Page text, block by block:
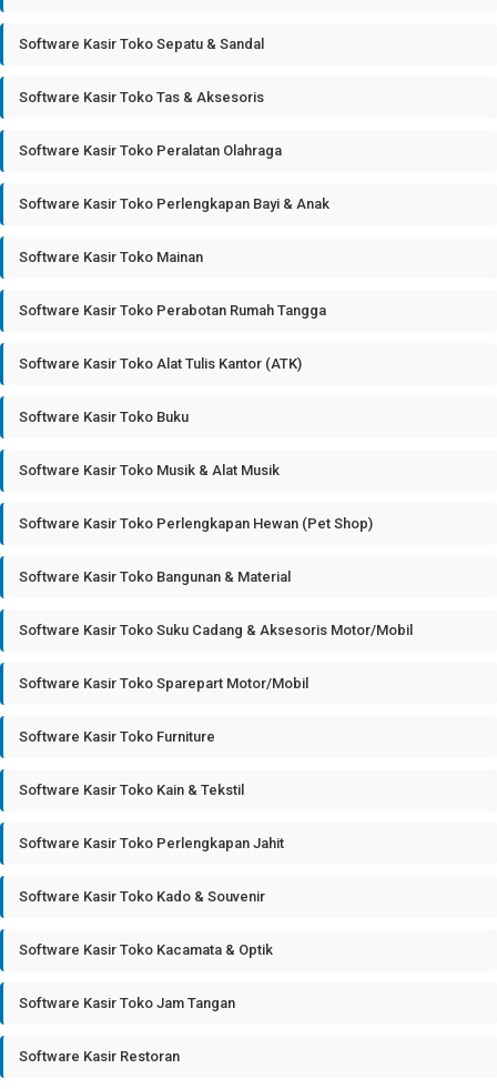
Software Kasir Toko Sepatu & Sandal
Software Kasir Toko Tas & Aksesoris
Software Kasir Toko Peralatan Olahraga
Software Kasir Toko Perlengkapan Bayi & Anak
Software Kasir Toko Mainan
Software Kasir Toko Perabotan Rumah Tangga
Software Kasir Toko Alat Tulis Kantor (ATK)
Software Kasir Toko Buku
Software Kasir Toko Musik & Alat Musik
Software Kasir Toko Perlengkapan Hewan (Pet Shop)
Software Kasir Toko Bangunan & Material
Software Kasir Toko Suku Cadang & Aksesoris Motor/Mobil
Software Kasir Toko Sparepart Motor/Mobil
Software Kasir Toko Furniture
Software Kasir Toko Kain & Tekstil
Software Kasir Toko Perlengkapan Jahit
Software Kasir Toko Kado & Souvenir
Software Kasir Toko Kacamata & Optik
Software Kasir Toko Jam Tangan
Software Kasir Restoran